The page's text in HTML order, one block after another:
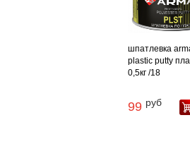
шпатлевка
plastic putty
0,5кг /18
99 руб